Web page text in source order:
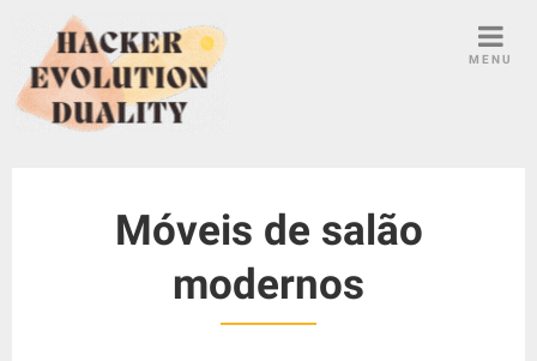
MENU
Móveis de salão
modernos